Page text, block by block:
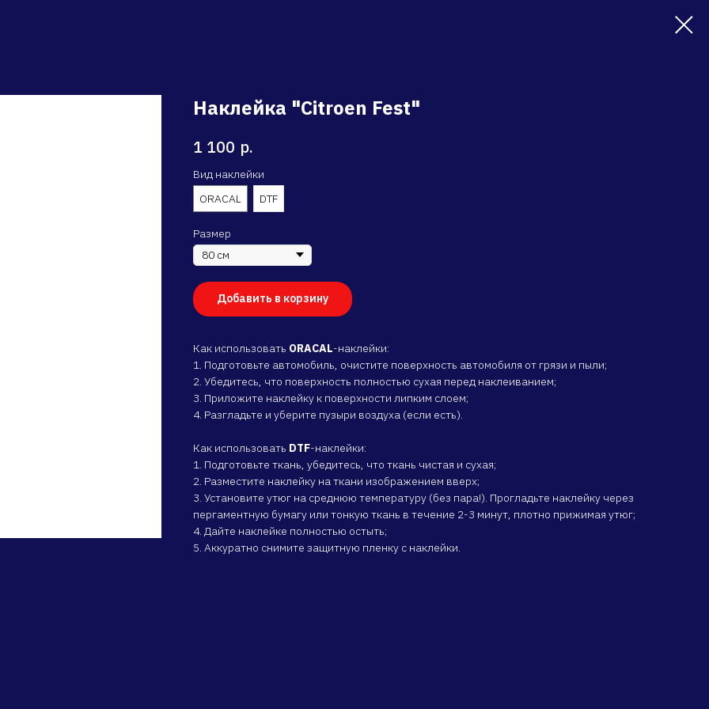
Наклейка "Citroen Fest"
1 100 р.
Вид наклейки
ORACAL
DTF
Размер
Добавить в корзину
Как использовать ORACAL-наклейки:
1. Подготовьте автомобиль, очистите поверхность автомобиля от грязи и пыли;
2. Убедитесь, что поверхность полностью сухая перед наклеиванием;
3. Приложите наклейку к поверхности липким слоем;
4. Разгладьте и уберите пузыри воздуха (если есть).
Как использовать DTF-наклейки:
1. Подготовьте ткань, убедитесь, что ткань чистая и сухая;
2. Разместите наклейку на ткани изображением вверх;
3. Установите утюг на среднюю температуру (без пара!). Прогладьте наклейку через
пергаментную бумагу или тонкую ткань в течение 2-3 минут, плотно прижимая утюг;
4. Дайте наклейке полностью остыть;
5. Аккуратно снимите защитную пленку с наклейки.